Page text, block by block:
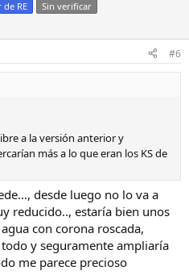
RE
Sin verificar
#6
a la versión anterior y
más a lo que eran los KS de
desde luego no lo va a
reducido.., estaría bien unos
con corona roscada,
y seguramente ampliaría
me parece precioso